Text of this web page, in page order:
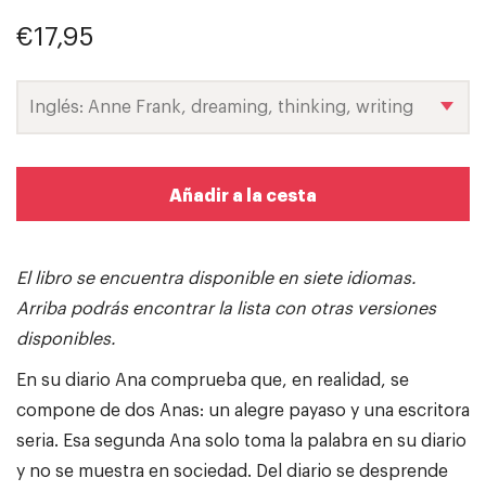
€17,95
Añadir a la cesta
El libro se encuentra disponible en siete idiomas.
Arriba podrás encontrar la lista con otras versiones
disponibles.
En su diario Ana comprueba que, en realidad, se
compone de dos Anas: un alegre payaso y una escritora
seria. Esa segunda Ana solo toma la palabra en su diario
y no se muestra en sociedad. Del diario se desprende